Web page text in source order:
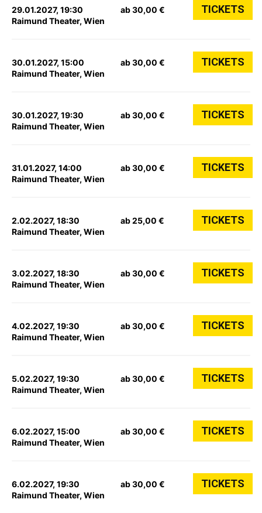
29.01.2027, 19:30
Raimund Theater, Wien
ab 30,00 € TICKETS
30.01.2027, 15:00
Raimund Theater, Wien
ab 30,00 € TICKETS
30.01.2027, 19:30
Raimund Theater, Wien
ab 30,00 € TICKETS
31.01.2027, 14:00
Raimund Theater, Wien
ab 30,00 € TICKETS
2.02.2027, 18:30
Raimund Theater, Wien
ab 25,00 € TICKETS
3.02.2027, 18:30
Raimund Theater, Wien
ab 30,00 € TICKETS
4.02.2027, 19:30
Raimund Theater, Wien
ab 30,00 € TICKETS
5.02.2027, 19:30
Raimund Theater, Wien
ab 30,00 € TICKETS
6.02.2027, 15:00
Raimund Theater, Wien
ab 30,00 € TICKETS
6.02.2027, 19:30
Raimund Theater, Wien
ab 30,00 € TICKETS